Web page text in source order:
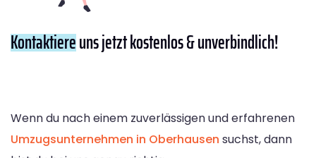
Kontaktiereuns jetzt kostenlos & unverbindlich!
Wenn du nach einem zuverlässigen und erfahrenen
Umzugsunternehmen in Oberhausen suchst, dann